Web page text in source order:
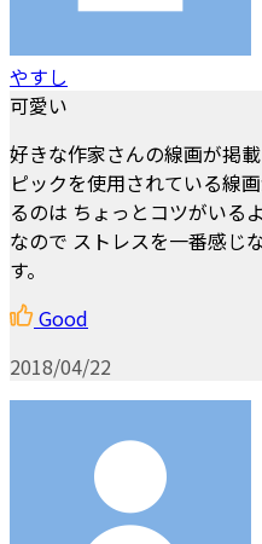
やすし
可愛い
好きな作家さんの線画が掲
ピックを使用されている線
るのは ちょっとコツがいる
なので ストレスを一番感じ
す。
Good
2018/04/22